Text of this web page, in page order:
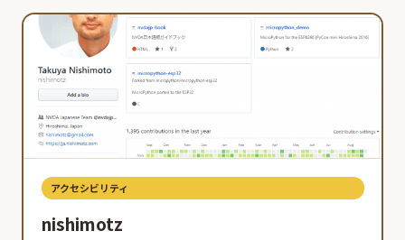
アクセシビリティ
nishimotz